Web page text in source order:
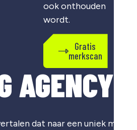
dat naar een uniek merk: je
ook onthouden
wordt.
Gratis
merkscan